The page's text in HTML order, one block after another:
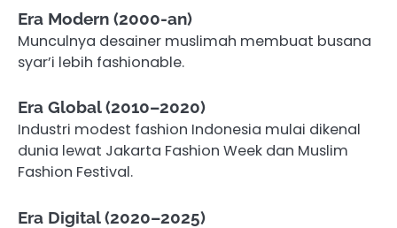
Era Modern (2000-an)
Munculnya desainer muslimah membuat busana
syar’i lebih fashionable.
Era Global (2010–2020)
Industri modest fashion Indonesia mulai dikenal
dunia lewat Jakarta Fashion Week dan Muslim
Fashion Festival.
Era Digital (2020–2025)